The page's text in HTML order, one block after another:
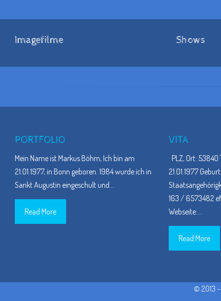
Imagefilme Shows
PORTFOLIO
Mein Name ist Markus Böhm, Ich bin am
21.01.1977, in Bonn geboren. 1984 wurde ich in
Sankt Augustin eingeschult und…
Read More
VITA
PLZ, Ort:
21.01.1977
163 / 6573482
Webseite:…
Read More
© 2013